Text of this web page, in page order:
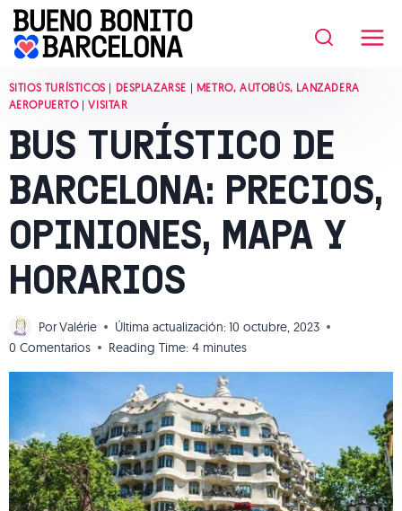
Saltar
contenido
SITIOS TURÍSTICOS | DESPLAZARSE | METRO, AUTOBÚS, LANZADERA
AEROPUERTO|VISITAR
BUS TURÍSTICO DE
BARCELONA: PRECIOS,
OPINIONES, MAPA Y
HORARIOS
Por Valérie Última actualización: 10 octubre, 2023
0 Comentarios
Reading Time: 4 minutes